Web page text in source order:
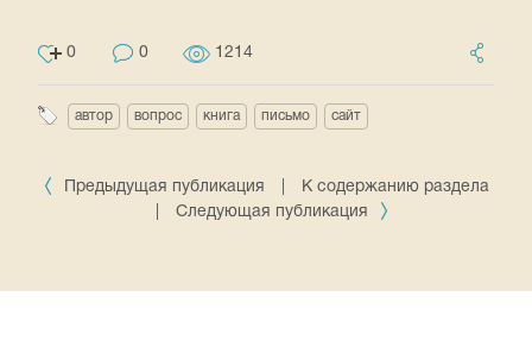
0 0 1214
автор вопрос книга письмо сайт
Предыдущая публикация
К содержанию раздела
Следующая публикация